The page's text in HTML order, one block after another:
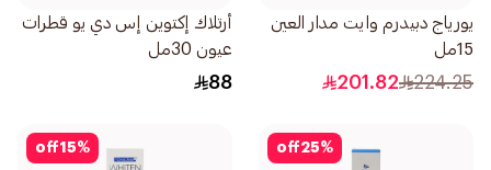
يورياج دبيدرم وايت مدار العين
15مل
224.25
201.82
أرتلاك إكتوين إس دي يو قطرات
عيون 30مل
88
25%
off
15%
off